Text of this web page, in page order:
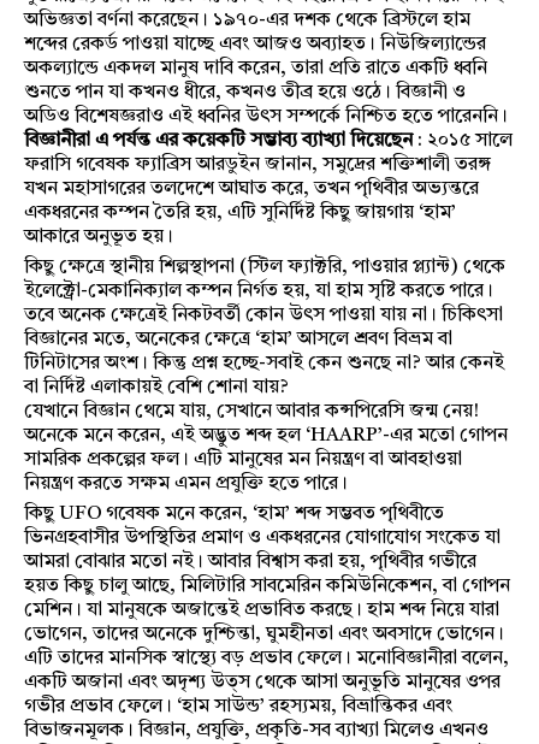
অভিজ্ঞতা বর্ণনা করেছেন। ১৯৭০-এর দশক থেকে ব্রিস্টলে হাম
শব্দের রেকর্ড পাওয়া যাচ্ছে এবং আজও অব্যাহত। নিউজিল্যান্ডের
অকল্যান্ডে একদল মানুষ দাবি করেন, তারা প্রতি রাতে একটি ধ্বনি
শুনতে পান যা কখনও ধীরে, কখনও তীব্র হয়ে ওঠে। বিজ্ঞানী ও
অডিও বিশেষজ্ঞরাও এই ধ্বনির উৎস সম্পর্কে নিশ্চিত হতে পারেননি।
বিজ্ঞানীরা এ পর্যন্ত এর কয়েকটি সম্ভাব্য ব্যাখ্যা দিয়েছেন: ২০১৫ সালে
ফরাসি গবেষক ফ্যাব্রিস আরডুইন জানান, সমুদ্রের শক্তিশালী তরঙ্গ
যখন মহাসাগরের তলদেশে আঘাত করে, তখন পৃথিবীর অভ্যন্তরে
একধরনের কম্পন তৈরি হয়, এটি সুনির্দিষ্ট কিছু জায়গায় ‘হাম’
আকারে অনুভূত হয়।
কিছু ক্ষেত্রে স্থানীয় শিল্পস্থাপনা (স্টিল ফ্যাক্টরি, পাওয়ার প্ল্যান্ট) থেকে
ইলেক্ট্রো-মেকানিক্যাল কম্পন নির্গত হয়, যা হাম সৃষ্টি করতে পারে।
তবে অনেক ক্ষেত্রেই নিকটবর্তী কোন উৎস পাওয়া যায় না। চিকিৎসা
বিজ্ঞানের মতে, অনেকের ক্ষেত্রে ‘হাম’ আসলে শ্রবণ বিভ্রম বা
টিনিটাসের অংশ। কিন্তু প্রশ্ন হচ্ছে-সবাই কেন শুনছে না? আর কেনই
বা নির্দিষ্ট এলাকায়ই বেশি শোনা যায়?
যেখানে বিজ্ঞান থেমে যায়, সেখানে আবার কন্সপিরেসি জন্ম নেয়!
অনেকে মনে করেন, এই অদ্ভুত শব্দ হল ‘HAARP’-এর মতো গোপন
সামরিক প্রকল্পের ফল। এটি মানুষের মন নিয়ন্ত্রণ বা আবহাওয়া
নিয়ন্ত্রণ করতে সক্ষম এমন প্রযুক্তি হতে পারে।
কিছু UFO গবেষক মনে করেন, ‘হাম’ শব্দ সম্ভবত পৃথিবীতে
ভিনগ্রহবাসীর উপস্থিতির প্রমাণ ও একধরনের যোগাযোগ সংকেত যা
আমরা বোঝার মতো নই। আবার বিশ্বাস করা হয়, পৃথিবীর গভীরে
হয়ত কিছু চালু আছে, মিলিটারি সাবমেরিন কমিউনিকেশন, বা গোপন
মেশিন। যা মানুষকে অজান্তেই প্রভাবিত করছে। হাম শব্দ নিয়ে যারা
ভোগেন, তাদের অনেকে দুশ্চিন্তা, ঘুমহীনতা এবং অবসাদে ভোগেন।
এটি তাদের মানসিক স্বাস্থ্যে বড় প্রভাব ফেলে। মনোবিজ্ঞানীরা বলেন,
একটি অজানা এবং অদৃশ্য উত্স থেকে আসা অনুভূতি মানুষের ওপর
গভীর প্রভাব ফেলে। ‘হাম সাউন্ড’ রহস্যময়, বিভ্রান্তিকর এবং
বিভাজনমূলক। বিজ্ঞান, প্রযুক্তি, প্রকৃতি-সব ব্যাখ্যা মিলেও এখনও